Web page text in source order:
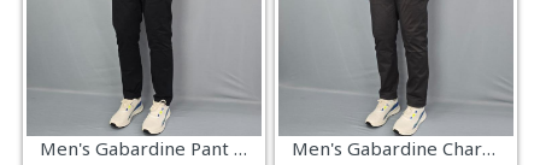
Men's Gabardine Pant Black Men's Gabardine Charcoal Gray